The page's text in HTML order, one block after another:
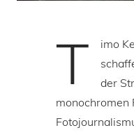
T
imo
der
monochromen